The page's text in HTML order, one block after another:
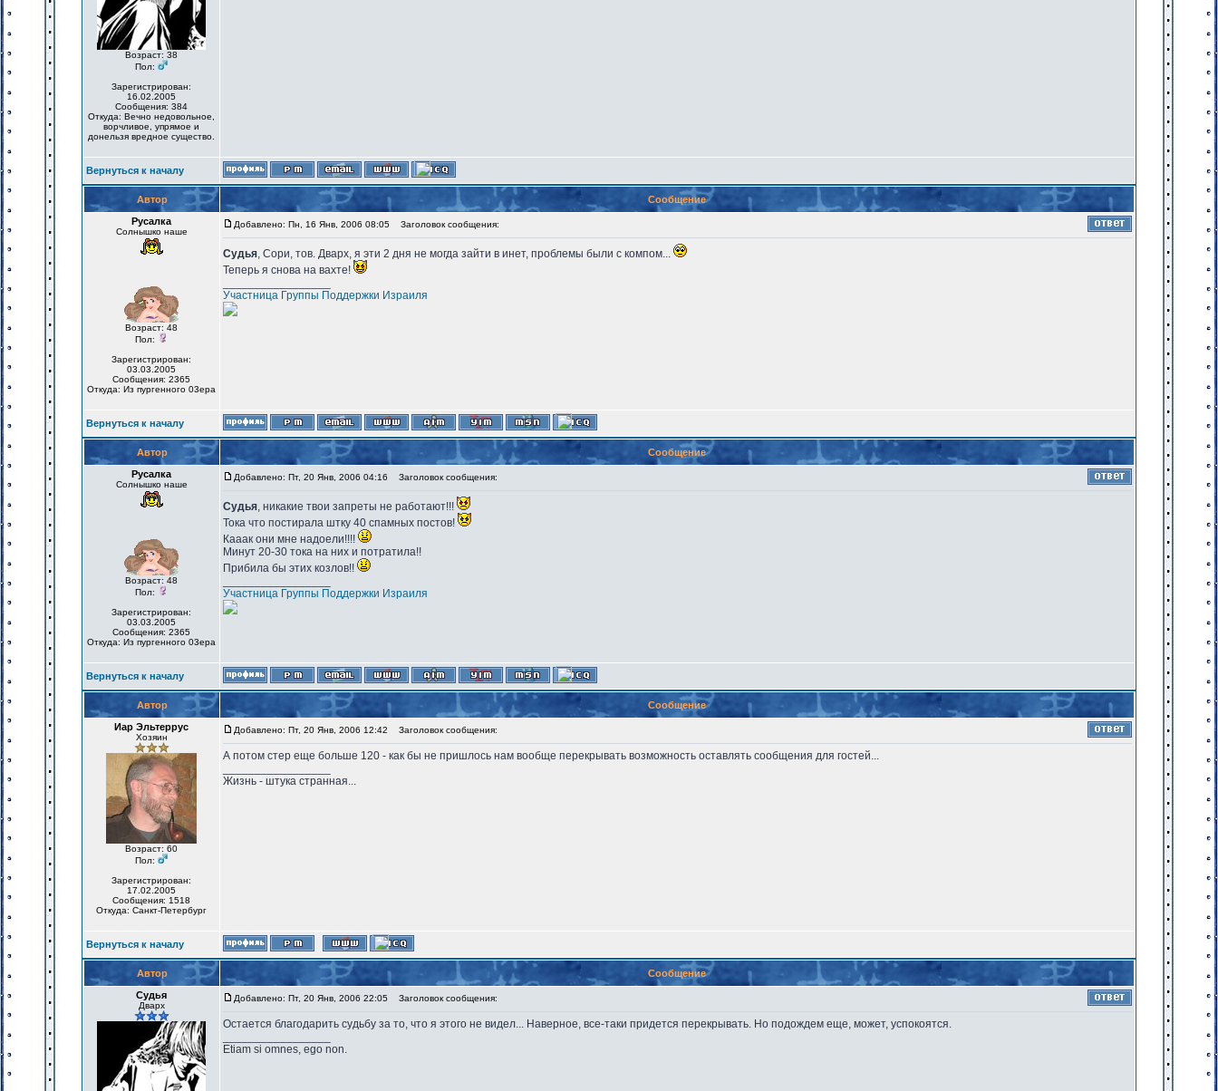
Возраст: 38
Пол:
Зарегистрирован:
16.02.2005
Сообщения: 384
Откуда: Вечно недовольное,
ворчливое, упрямое и
донельзя вредное существо.
Вернуться к началу
Автор
Сообщение
Русалка
Солнышко наше
Возраст: 48
Пол:
Зарегистрирован:
03.03.2005
Сообщения: 2365
Откуда: Из пургенного 03ера
Добавлено: Пн, 16 Янв, 2006 08:05 Заголовок сообщения:
Судья, Сори, тов. Дварх, я эти 2 дня не могда зайти в инет, проблемы были с компом...
Теперь я снова на вахте!
Участница Группы Поддержки Израиля
Вернуться к началу
Автор
Сообщение
Русалка
Солнышко наше
Возраст: 48
Пол:
Зарегистрирован:
03.03.2005
Сообщения: 2365
Откуда: Из пургенного 03ера
Добавлено: Пт, 20 Янв, 2006 04:16 Заголовок сообщения:
Судья, никакие твои запреты не работают!!!
Тока что постирала штку 40 спамных постов!
Кааак они мне надоели!!!!
Минут 20-30 тока на них и потратила!!
Прибила бы этих козлов!!
Участница Группы Поддержки Израиля
Вернуться к началу
Автор
Сообщение
Иар Эльтеррус
Хозяин
Возраст: 60
Пол:
Зарегистрирован:
17.02.2005
Сообщения: 1518
Откуда: Санкт-Петербург
Добавлено: Пт, 20 Янв, 2006 12:42 Заголовок сообщения:
А потом стер еще больше 120 - как бы не пришлось нам вообще перекрывать возможность оставлять сообщения для гостей...
Жизнь - штука странная...
Вернуться к началу
Автор
Сообщение
Судья
Дварх
Добавлено: Пт, 20 Янв, 2006 22:05 Заголовок сообщения:
Остается благодарить судьбу за то, что я этого не видел... Наверное, все-таки придется перекрывать. Но подождем еще, может, успокоятся.
Etiam si omnes, ego non.